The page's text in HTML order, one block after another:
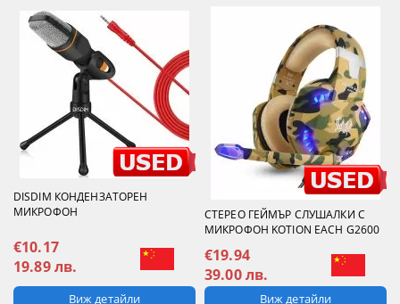
DISDIM КОНДЕНЗАТОРЕН
МИКРОФОН
€10.17
19.89 лв.
Виж детайли
СТЕРЕО ГЕЙМЪР СЛУШАЛКИ С
МИКРОФОН KOTION EACH G2600
€19.94
39.00 лв.
Виж детайли